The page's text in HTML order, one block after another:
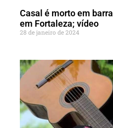
Casal é morto em
em Fortaleza; vídeo
28 de janeiro de 2024